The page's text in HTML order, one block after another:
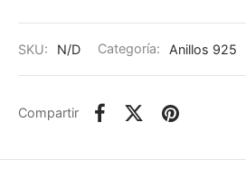
SKU: N/D Categoría: Anillos 925
Compartir